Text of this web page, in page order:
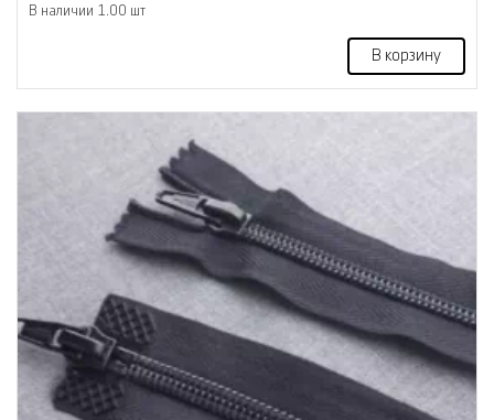
В наличии 1.00 шт
В корзину